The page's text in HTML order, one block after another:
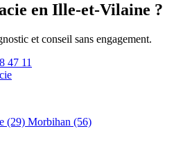
en Ille-et-Vilaine ?
et conseil sans engagement.
47 11
(29) Morbihan (56)